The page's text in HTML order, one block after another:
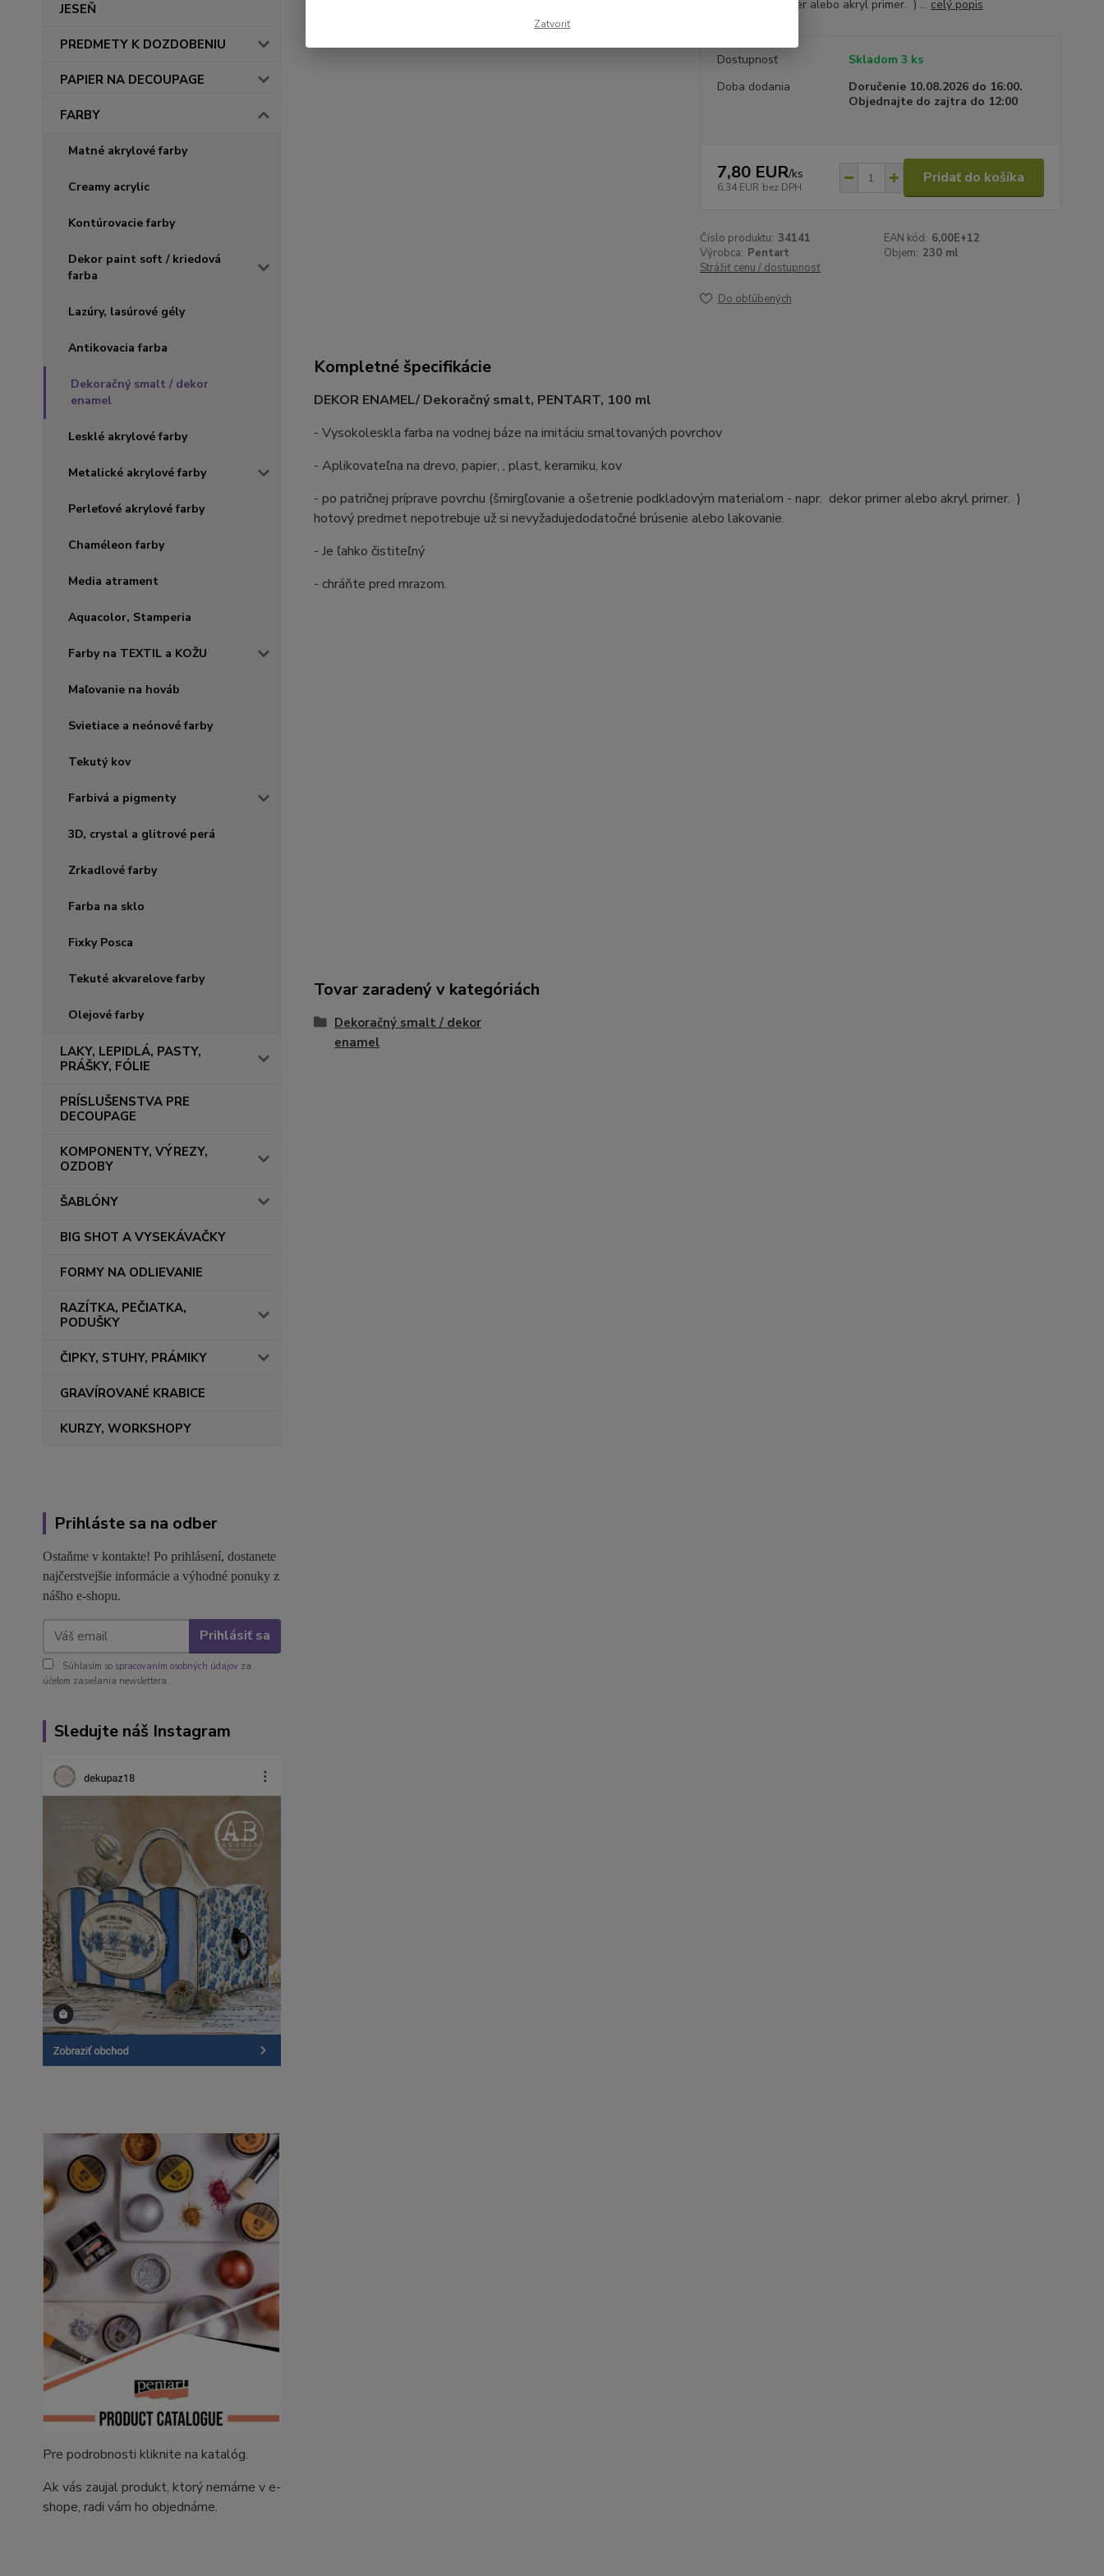
JESEŇ
PREDMETY K DOZDOBENIU
PAPIER NA DECOUPAGE
FARBY
Matné akrylové farby
Creamy acrylic
Kontúrovacie farby
Dekor paint soft / kriedová
farba
Lazúry, lasúrové gély
Antikovacia farba
Dekoračný smalt / dekor
enamel
Lesklé akrylové farby
Metalické akrylové farby
Perleťové akrylové farby
Chaméleon farby
Media atrament
Aquacolor, Stamperia
Farby na TEXTIL a KOŽU
Maľovanie na hováb
Svietiace a neónové farby
Tekutý kov
Farbivá a pigmenty
3D, crystal a glitrové perá
Zrkadlové farby
Farba na sklo
Fixky Posca
Tekuté akvarelove farby
Olejové farby
LAKY, LEPIDLÁ, PASTY,
PRÁŠKY, FÓLIE
PRÍSLUŠENSTVA PRE
DECOUPAGE
KOMPONENTY, VÝREZY,
OZDOBY
ŠABLÓNY
BIG SHOT A VYSEKÁVAČKY
FORMY NA ODLIEVANIE
RAZÍTKA, PEČIATKA,
PODUŠKY
ČIPKY, STUHY, PRÁMIKY
GRAVÍROVANÉ KRABICE
KURZY, WORKSHOPY
Prihláste sa na odber
Ostaňme v kontakte! Po prihlásení, dostanete
najčerstvejšie informácie a výhodné ponuky z
nášho e-shopu.
Prihlásiť sa
Súhlasím so spracovaním osobných údajov za
účelom zasielania newslettera.
Sledujte náš Instagram
Pre podrobnosti kliknite na katalóg.
Ak vás zaujal produkt, ktorý nemáme v e-
shope, radi vám ho objednáme.
- napr. dekor primer alebo akryl primer. ) ... celý popis
Dostupnosť
Skladom 3 ks
Doba dodania
Doručenie 10.08.2026 do 16:00.
Objednajte do zajtra do 12:00
7,80 EUR/ks
6,34 EUR bez DPH
Pridať do košíka
Číslo produktu: 34141 EAN kód: 6,00E+12
Výrobca: Pentart Objem: 230 ml
Strážiť cenu / dostupnosť
Do obľúbených
Kompletné špecifikácie
DEKOR ENAMEL/ Dekoračný smalt, PENTART, 100 ml
- Vysokoleskla farba na vodnej báze na imitáciu smaltovaných povrchov
- Aplikovateľna na drevo, papier, , plast, keramiku, kov
- po patričnej príprave povrchu (šmirgľovanie a ošetrenie podkladovým materialom - napr. dekor primer alebo akryl primer. )
hotový predmet nepotrebuje už si nevyžadujedodatočné brúsenie alebo lakovanie.
- Je ľahko čistiteľný
- chráňte pred mrazom.
Tovar zaradený v kategóriách
Dekoračný smalt / dekor
enamel
Zatvoriť